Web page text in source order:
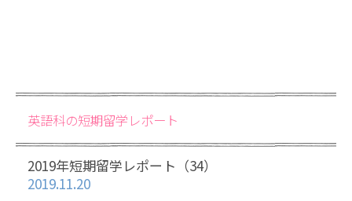
英語科の短期留学レポート
2019年短期留学レポート（34）
2019.11.20